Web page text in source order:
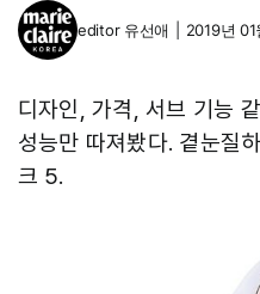
editor 유선애 2019년 01
디자인, 가격, 서브 기능
성능만 따져봤다. 곁눈질
크 5.